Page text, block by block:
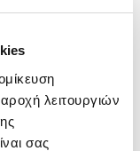
λειτουργιών
σας